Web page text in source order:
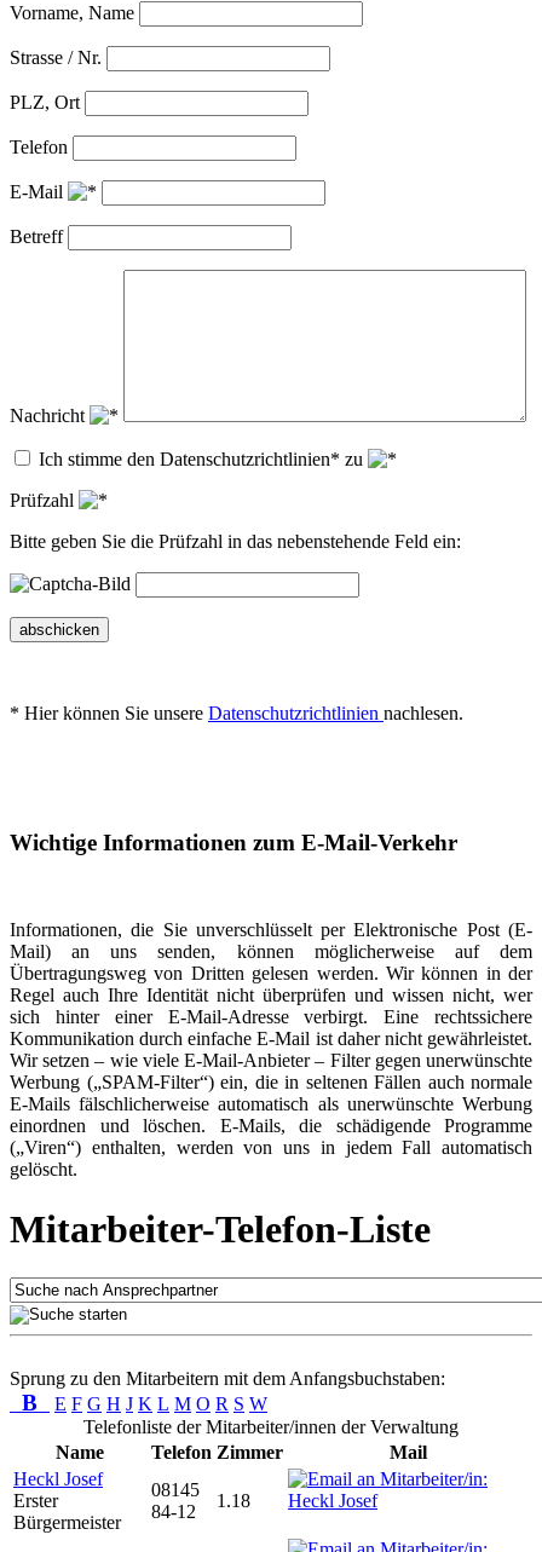
Vorname, Name
Strasse / Nr.
PLZ, Ort
Telefon
E-Mail
Betreff
Nachricht
Ich stimme den Datenschutzrichtlinien* zu
Prüfzahl
Bitte geben Sie die Prüfzahl in das nebenstehende Feld ein:
abschicken
* Hier können Sie unsere Datenschutzrichtlinien nachlesen.
Wichtige Informationen zum E-Mail-Verkehr
Informationen, die Sie unverschlüsselt per Elektronische Post (E-
Mail) an uns senden, können möglicherweise auf dem
Übertragungsweg von Dritten gelesen werden. Wir können in der
Regel auch Ihre Identität nicht überprüfen und wissen nicht, wer
sich hinter einer E-Mail-Adresse verbirgt. Eine rechtssichere
Kommunikation durch einfache E-Mail ist daher nicht gewährleistet.
Wir setzen – wie viele E-Mail-Anbieter – Filter gegen unerwünschte
Werbung („SPAM-Filter“) ein, die in seltenen Fällen auch normale
E-Mails fälschlicherweise automatisch als unerwünschte Werbung
einordnen und löschen. E-Mails, die schädigende Programme
(„Viren“) enthalten, werden von uns in jedem Fall automatisch
gelöscht.
Mitarbeiter-Telefon-Liste
Sprung zu den Mitarbeitern mit dem Anfangsbuchstaben:
B E F G H J K L M O R S W
Telefonliste der Mitarbeiter/innen der Verwaltung
Name
Telefon Zimmer
Mail
Heckl Josef
Erster
Bürgermeister
08145
84-12
1.18